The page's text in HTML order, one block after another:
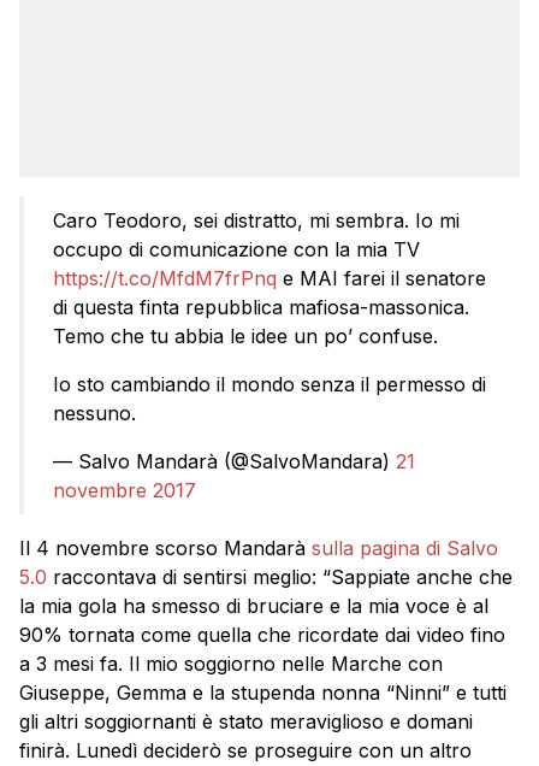
Caro Teodoro, sei distratto, mi sembra. Io mi
occupo di comunicazione con la mia TV
https://t.co/MfdM7frPnq e MAI farei il senatore
di questa finta repubblica mafiosa-massonica.
Temo che tu abbia le idee un po’ confuse.
Io sto cambiando il mondo senza il permesso di
nessuno.
— Salvo Mandarà (@SalvoMandara) 21
novembre 2017
Il 4 novembre scorso Mandarà sulla pagina di Salvo
5.0 raccontava di sentirsi meglio: “Sappiate anche che
la mia gola ha smesso di bruciare e la mia voce è al
90% tornata come quella che ricordate dai video fino
a 3 mesi fa. Il mio soggiorno nelle Marche con
Giuseppe, Gemma e la stupenda nonna “Ninni” e tutti
gli altri soggiornanti è stato meraviglioso e domani
finirà. Lunedì deciderò se proseguire con un altro